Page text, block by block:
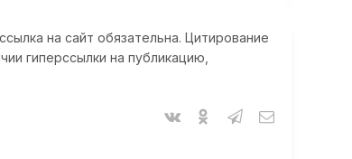
на сайт обязательна. Цитирование
гиперссылки на публикацию,